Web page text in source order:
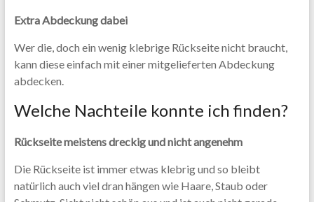
Extra Abdeckung dabei
Wer die, doch ein wenig klebrige Rückseite nicht braucht,
kann diese einfach mit einer mitgelieferten Abdeckung
abdecken.
Welche Nachteile konnte ich finden?
Rückseite meistens dreckig und nicht angenehm
Die Rückseite ist immer etwas klebrig und so bleibt
natürlich auch viel dran hängen wie Haare, Staub oder